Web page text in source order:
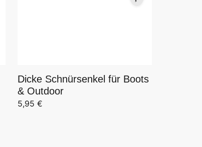
Dicke Schnürsenkel für Boots
& Outdoor
5,95 €